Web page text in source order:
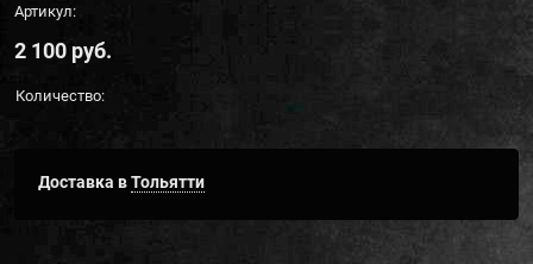
Артикул:
2 100 руб.
Количество:
Доставка вТольятти